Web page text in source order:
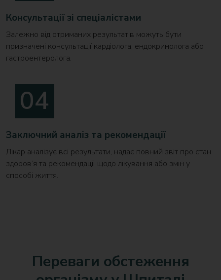
Консультації зі спеціалістами
Залежно від отриманих результатів можуть бути
призначені консультації кардіолога, ендокринолога або
гастроентеролога.
Заключний аналіз та рекомендації
Лікар аналізує всі результати, надає повний звіт про стан
здоров’я та рекомендації щодо лікування або змін у
способі життя.
Переваги обстеження